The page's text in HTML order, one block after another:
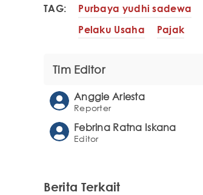
TAG: Purbaya yudhi sadewa
Pelaku Usaha
Pajak
Tim Editor
Anggie Ariesta
Reporter
Febrina Ratna Iskana
Editor
Berita Terkait